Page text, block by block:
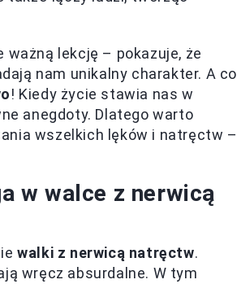
lekcję – pokazuje, że
nam unikalny charakter. A co
! Kiedy życie stawia nas w
anegdoty. Dlatego warto
wszelkich lęków i natręctw –
w walce z nerwicą
walki z nerwicą natręctw.
wręcz absurdalne. W tym